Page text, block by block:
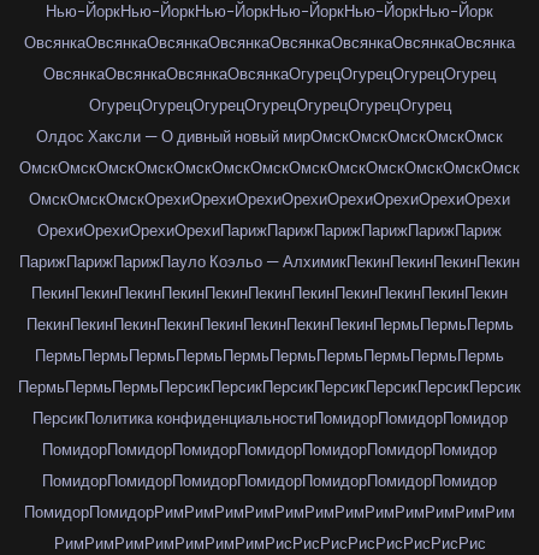
Нью-ЙоркНью-ЙоркНью-ЙоркНью-ЙоркНью-ЙоркНью-Йорк
ОвсянкаОвсянкаОвсянкаОвсянкаОвсянкаОвсянкаОвсянкаОвсянка
ОвсянкаОвсянкаОвсянкаОвсянкаОгурецОгурецОгурецОгурец
ОгурецОгурецОгурецОгурецОгурецОгурецОгурец
Олдос Хаксли — О дивный новый мирОмскОмскОмскОмскОмск
ОмскОмскОмскОмскОмскОмскОмскОмскОмскОмскОмскОмскОмск
ОмскОмскОмскОрехиОрехиОрехиОрехиОрехиОрехиОрехиОрехи
ОрехиОрехиОрехиОрехиПарижПарижПарижПарижПарижПариж
ПарижПарижПарижПауло Коэльо — АлхимикПекинПекинПекинПекин
ПекинПекинПекинПекинПекинПекинПекинПекинПекинПекинПекин
ПекинПекинПекинПекинПекинПекинПекинПекинПермьПермьПермь
ПермьПермьПермьПермьПермьПермьПермьПермьПермьПермь
ПермьПермьПермьПерсикПерсикПерсикПерсикПерсикПерсикПерсик
ПерсикПолитика конфиденциальностиПомидорПомидорПомидор
ПомидорПомидорПомидорПомидорПомидорПомидорПомидор
ПомидорПомидорПомидорПомидорПомидорПомидорПомидор
ПомидорПомидорРимРимРимРимРимРимРимРимРимРимРимРим
РимРимРимРимРимРимРимРисРисРисРисРисРисРисРис